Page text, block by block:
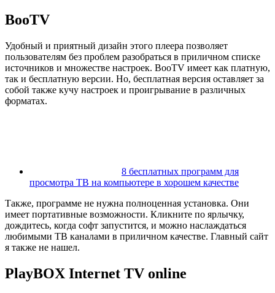
BooTV
Удобный и приятный дизайн этого плеера позволяет
пользователям без проблем разобраться в приличном списке
источников и множестве настроек. BooTV имеет как платную,
так и бесплатную версии. Но, бесплатная версия оставляет за
собой также кучу настроек и проигрывание в различных
форматах.
8 бесплатных программ для
просмотра ТВ на компьютере в хорошем качестве
Также, программе не нужна полноценная установка. Они
имеет портативные возможности. Кликните по ярлычку,
дождитесь, когда софт запустится, и можно наслаждаться
любимыми ТВ каналами в приличном качестве. Главный сайт
я также не нашел.
PlayBOX Internet TV online